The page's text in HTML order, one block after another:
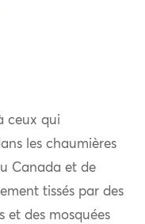
ceux qui
les chaumières
Canada et de
tissés par des
et des mosquées